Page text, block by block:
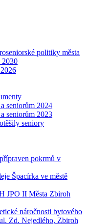
politiky města
2030
seniorům 2024
seniorům 2023
seniory
pokrmů v
Špacírka ve městě
JPO II Města Zbiroh
náročnosti bytového
Zd. Nejedlého, Zbiroh